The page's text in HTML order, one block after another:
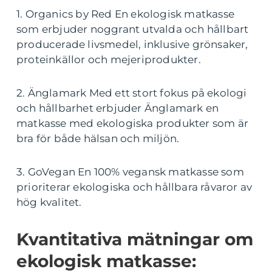
1. Organics by Red En ekologisk matkasse
som erbjuder noggrant utvalda och hållbart
producerade livsmedel, inklusive grönsaker,
proteinkällor och mejeriprodukter.
2. Änglamark Med ett stort fokus på ekologi
och hållbarhet erbjuder Änglamark en
matkasse med ekologiska produkter som är
bra för både hälsan och miljön.
3. GoVegan En 100% vegansk matkasse som
prioriterar ekologiska och hållbara råvaror av
hög kvalitet.
Kvantitativa mätningar om
ekologisk matkasse: